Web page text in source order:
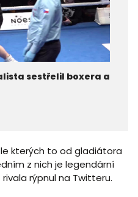
sestřelil boxera a
kterých to od gladiátora
z nich je legendární
rýpnul na Twitteru.